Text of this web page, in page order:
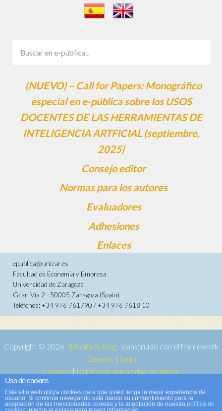
(NUEVO) – Call for Papers: Monográfico
especial en e-pública sobre los USOS
DOCENTES DE LAS HERRAMIENTAS DE
INTELIGENCIA ARTFICIAL (septiembre,
2025)
Consejo editor
Normas para los autores
Evaluadores
Adhesiones
Enlaces
epublica@unizar.es
Facultad de Economía y Empresa
Universidad de Zaragoza
Gran Vía 2 - 50005 Zaragoza (Spain)
Teléfonos: +34 976 761790 / +34 976 7618 10
Copyright © 2026 · Monta tu Blog· construido con el framework
Genesis | Login
Cookies | Política de privacidad de datos
Copyright © 2026 ·
WordPress·Acceder
Uso de cookies
Este sitio web utiliza cookies para que usted tenga la mejor experiencia de
usuario. Si continúa navegando está dando su consentimiento para la
aceptación de las mencionadas cookies y la aceptación de nuestra política de